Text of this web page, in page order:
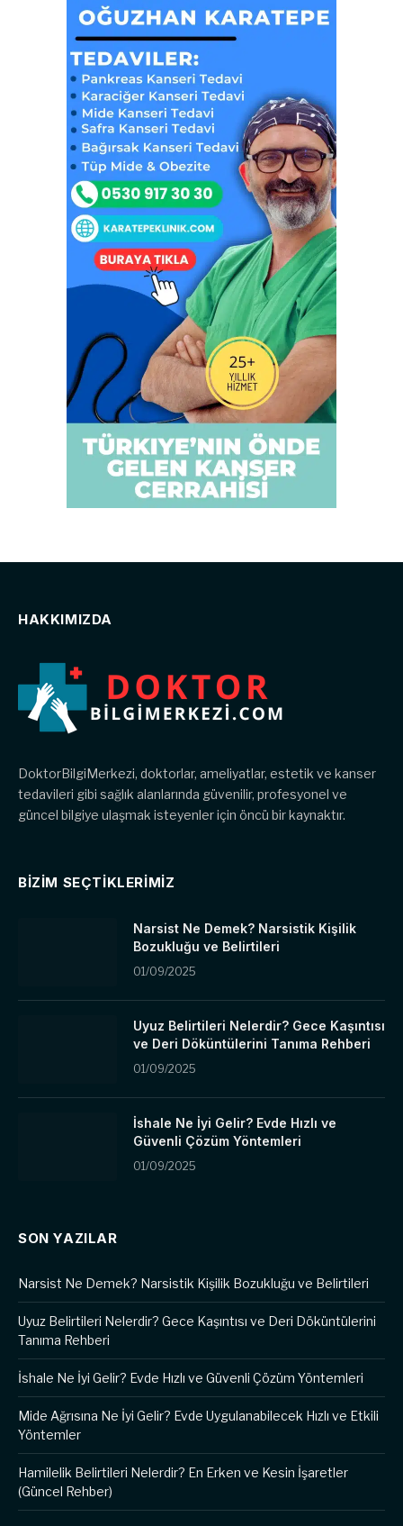
HAKKIMIZDA
DoktorBilgiMerkezi, doktorlar, ameliyatlar, estetik ve kanser
tedavileri gibi sağlık alanlarında güvenilir, profesyonel ve
güncel bilgiye ulaşmak isteyenler için öncü bir kaynaktır.
BIZIM SEÇTIKLERIMIZ
Narsist Ne Demek? Narsistik Kişilik
Bozukluğu ve Belirtileri
01/09/2025
Uyuz Belirtileri Nelerdir? Gece Kaşıntısı
ve Deri Döküntülerini Tanıma Rehberi
01/09/2025
İshale Ne İyi Gelir? Evde Hızlı ve
Güvenli Çözüm Yöntemleri
01/09/2025
SON YAZILAR
Narsist Ne Demek? Narsistik Kişilik Bozukluğu ve Belirtileri
Uyuz Belirtileri Nelerdir? Gece Kaşıntısı ve Deri Döküntülerini
Tanıma Rehberi
İshale Ne İyi Gelir? Evde Hızlı ve Güvenli Çözüm Yöntemleri
Mide Ağrısına Ne İyi Gelir? Evde Uygulanabilecek Hızlı ve Etkili
Yöntemler
Hamilelik Belirtileri Nelerdir? En Erken ve Kesin İşaretler
(Güncel Rehber)